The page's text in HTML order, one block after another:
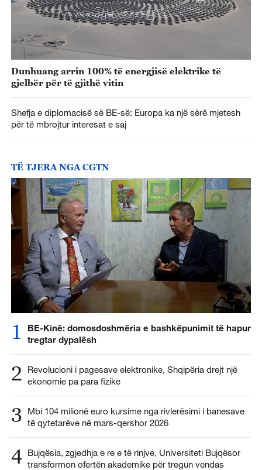
Dunhuang arrin 100% të energjisë elektrike të
gjelbër për të gjithë vitin
Shefja e diplomacisë së BE-së: Europa ka një sërë mjetesh
për të mbrojtur interesat e saj
TË TJERA NGA CGTN
1
BE-Kinë: domosdoshmëria e bashkëpunimit të hapur
tregtar dypalësh
2
Revolucioni i pagesave elektronike, Shqipëria drejt një
ekonomie pa para fizike
3
Mbi 104 milionë euro kursime nga rivlerësimi i banesave
të qytetarëve në mars-qershor 2026
4 Bujqësia, zgjedhja e re e të rinjve, Universiteti Bujqësor
transformon ofertën akademike për tregun vendas